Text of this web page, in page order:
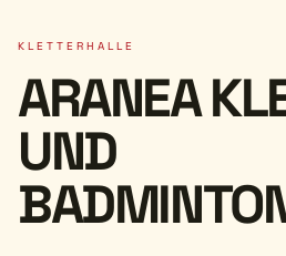
KLETTERHALLE
ARANEA
UND